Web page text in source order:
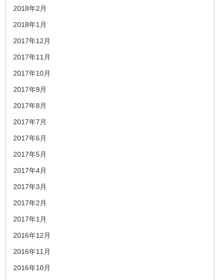
2018年2月
2018年1月
2017年12月
2017年11月
2017年10月
2017年9月
2017年8月
2017年7月
2017年6月
2017年5月
2017年4月
2017年3月
2017年2月
2017年1月
2016年12月
2016年11月
2016年10月